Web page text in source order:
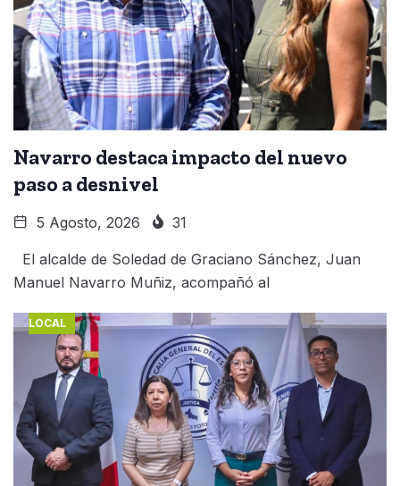
Navarro destaca impacto del nuevo
paso a desnivel
5 Agosto, 2026 31
El alcalde de Soledad de Graciano Sánchez, Juan
Manuel Navarro Muñiz, acompañó al
LOCAL